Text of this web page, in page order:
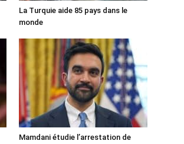
La Turquie aide 85 pays dans le
monde
Mamdani étudie l’arrestation de